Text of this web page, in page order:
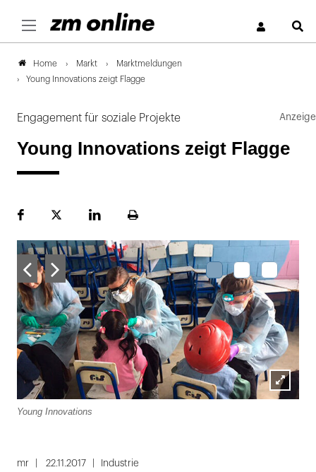
Home Markt
Marktmeldungen
Young Innovations zeigt Flagge
Engagement für soziale Projekte
Young Innovations zeigt Flagge
FacebookPlattformLinekdInSeite
Lightbox
Young Innovations
1mr 22.11.2017 Industrie